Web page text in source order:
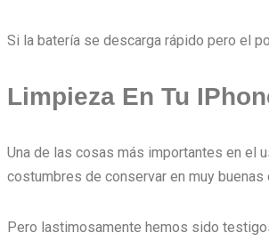
Si la batería se descarga rápido pero el
Limpieza En Tu
Una de las cosas más importantes en el
costumbres de conservar en muy
Pero lastimosamente hemos sido